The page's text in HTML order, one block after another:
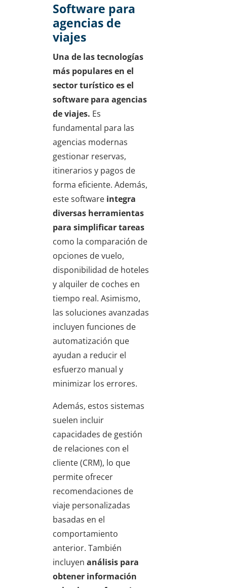
Software para
agencias de
viajes
Una de las tecnologías
más populares en el
sector turístico es el
software para agencias
de viajes. Es
fundamental para las
agencias modernas
gestionar reservas,
itinerarios y pagos de
forma eficiente. Además,
este software integra
diversas herramientas
para simplificar tareas
como la comparación de
opciones de vuelo,
disponibilidad de hoteles
y alquiler de coches en
tiempo real. Asimismo,
las soluciones avanzadas
incluyen funciones de
automatización que
ayudan a reducir el
esfuerzo manual y
minimizar los errores.
Además, estos sistemas
suelen incluir
capacidades de gestión
de relaciones con el
cliente (CRM), lo que
permite ofrecer
recomendaciones de
viaje personalizadas
basadas en el
comportamiento
anterior. También
incluyen análisis para
obtener información